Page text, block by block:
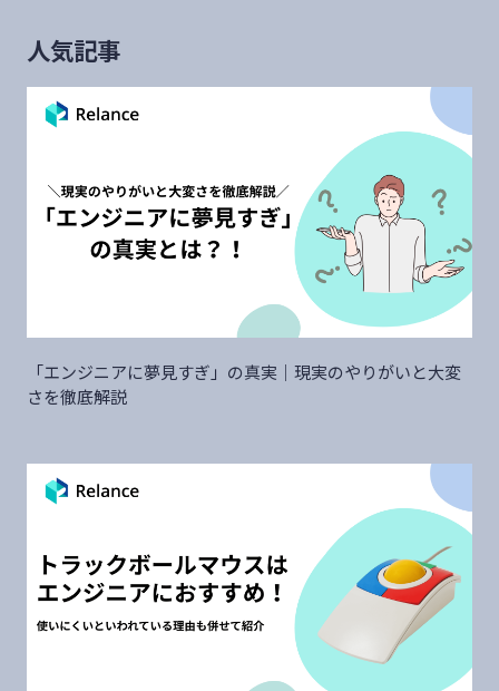
人気記事
「エンジニアに夢見すぎ」の真実｜現実のやりがいと大変
さを徹底解説